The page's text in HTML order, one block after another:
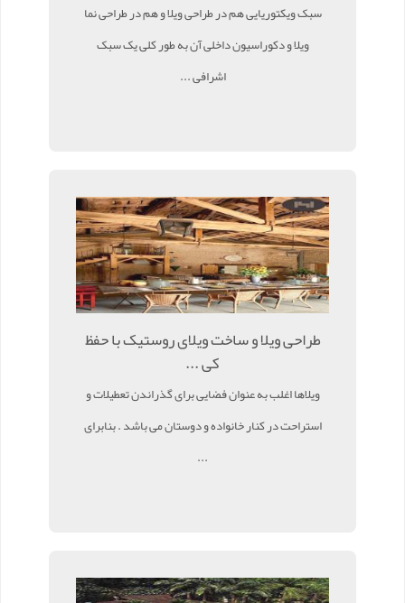
سبک ویکتوریایی هم در طراحی ویلا و هم در طراحی نما
ویلا و دکوراسیون داخلی آن به طور کلی یک سبک
اشرافی ...
طراحی ویلا و ساخت ویلای روستیک با حفظ
کی ...
ویلاها اغلب به عنوان فضایی برای گذراندن تعطیلات و
استراحت در کنار خانواده و دوستان می باشد . بنابرای
...